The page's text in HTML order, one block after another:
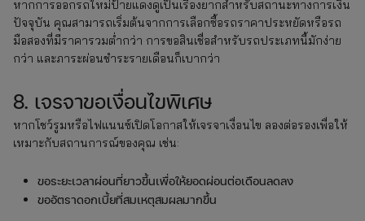
หากการออกรถใหม่ป้ายแดงดูเป็นเรื่องยากสำหรับสถานะทางการเงิน
ปัจจุบัน คุณสามารถเริ่มต้นจากการเลือกซื้อรถราคาประหยัดหรือรถ
มือสองที่มีราคารวมต่ำกว่า การขอสินเชื่อสำหรับรถประเภทนี้มักง่าย
กว่า และภาระผ่อนชำระรายเดือนก็เบากว่า
8. เจรจาขอเงื่อนไขพิเศษ
หากโชว์รูมหรือไฟแนนซ์เปิดโอกาสให้เจรจาเงื่อนไข ลองต่อรองเพื่อให้
เหมาะกับสถานการณ์ของคุณ เช่น:
ขอระยะเวลาผ่อนที่ยาวขึ้นเพื่อให้ยอดผ่อนต่อเดือนลดลง
ขออัตราดอกเบี้ยที่สมเหตุสมผลมากขึ้น